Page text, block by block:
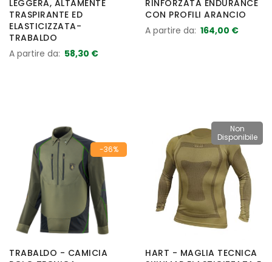
LEGGERA, ALTAMENTE
TRASPIRANTE ED
ELASTICIZZATA-
TRABALDO
A partire da 58,30 €
RINFORZATA ENDURANCE
CON PROFILI ARANCIO
A partire da 164,00 €
-36%
TRABALDO - CAMICIA
Non
Disponibile
HART - MAGLIA TECNICA